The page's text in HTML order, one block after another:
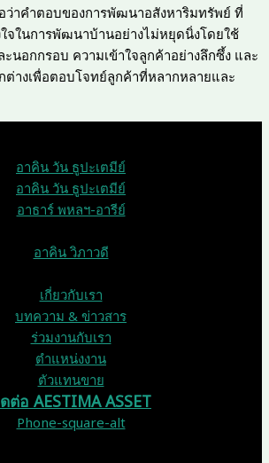
อว่าคำตอบของการพัฒนาอสังหาริมทรัพย์ ที่
จในการพัฒนาบ้านอย่างไม่หยุดนิ่งโดยใช้
นอกกรอบ ความเข้าใจลูกค้าอย่างลึกซึ้ง และ
างเพื่อตอบโจทย์ลูกค้าที่หลากหลายและ
อาคิน วัน ธูปะเตมีย์
อาคิน วัน ธูปะเตมีย์
อาธาร์ พหลฯ-อารีย์
อาคิน วิภาวดี
เกี่ยวกับเรา
บทความ & ข่าวสาร
ร่วมงานกับเรา
ตำแหน่งงาน
ตัวแทนขาย
ต่อ AESTIMA ASSET
Phone-square-alt